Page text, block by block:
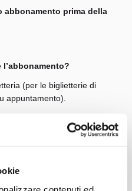
abbonamento prima della
(per le biglietterie di
appuntamento).
in biglietteria?